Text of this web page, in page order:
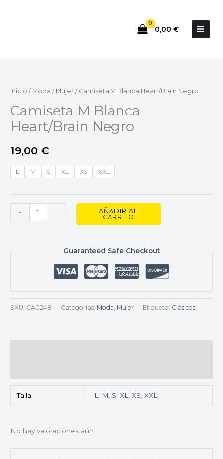
0,00 €
Inicio / Moda / Mujer / Camiseta M Blanca Heart/Brain Negro
Camiseta M Blanca
Heart/Brain Negro
19,00 €
L M S XL XS XXL
-
Blanca
Negro
cantidad
+
AÑADIR AL
CARRITO
Guaranteed Safe Checkout
SKU: CA0248 Categorías: Moda Mujer Etiqueta: Clásicos
Talla L, M, S,XL,XS,XXL
No hay valoraciones aún.